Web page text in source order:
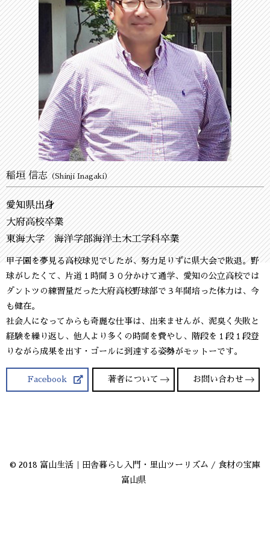
稲垣 信志（Shinji Inagaki）
愛知県出身
大府高校卒業
東海大学 海洋学部海洋土木工学科卒業
甲子園を夢見る高校球児でしたが、努力足りずに県大会で敗退。野
球がしたくて、片道１時間３０分かけて通学、愛知の公立高校では
ダントツの練習量だった大府高校野球部で３年間培った体力は、今
も健在。
社会人になってからも奇麗な仕事は、出来ませんが、泥臭く失敗と
経験を繰り返し、他人より多くの時間を費やし、階段を１段１段登
りながら成果を出す・ゴールに到達する姿勢がモットーです。
Facebook 著者について お問い合わせ
© 2018 富山生活｜田舎暮らし入門・里山ツーリズム / 食材の宝庫
富山県